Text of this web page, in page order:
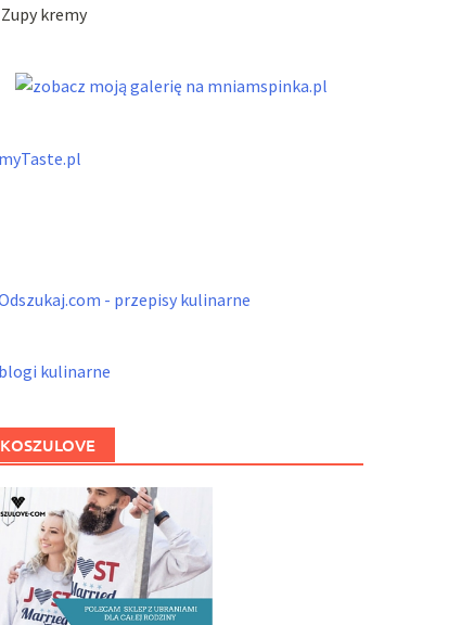
Zupy kremy
KOSZULOVE